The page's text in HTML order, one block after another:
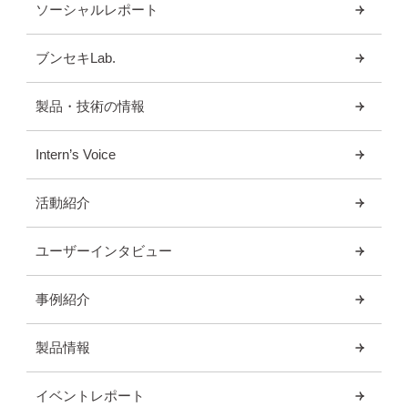
ソーシャルレポート
ブンセキLab.
製品・技術の情報
Intern’s Voice
活動紹介
ユーザーインタビュー
事例紹介
製品情報
イベントレポート